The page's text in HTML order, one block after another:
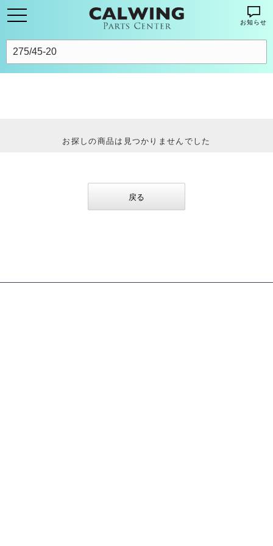
お知らせ
お探しの商品は見つかりませんでした
戻る